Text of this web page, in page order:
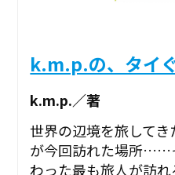
k.m.p.の、タイ
k.m.p.／著
世界の辺境を旅して
が今回訪れた場所……
わった最も旅人が訪